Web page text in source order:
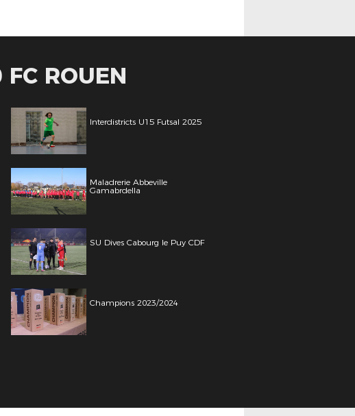
ROUEN
Interdistricts U15 Futsal 2025
Maladrerie Abbeville
Gamabrdella
SU Dives Cabourg le Puy CDF
Champions 2023/2024